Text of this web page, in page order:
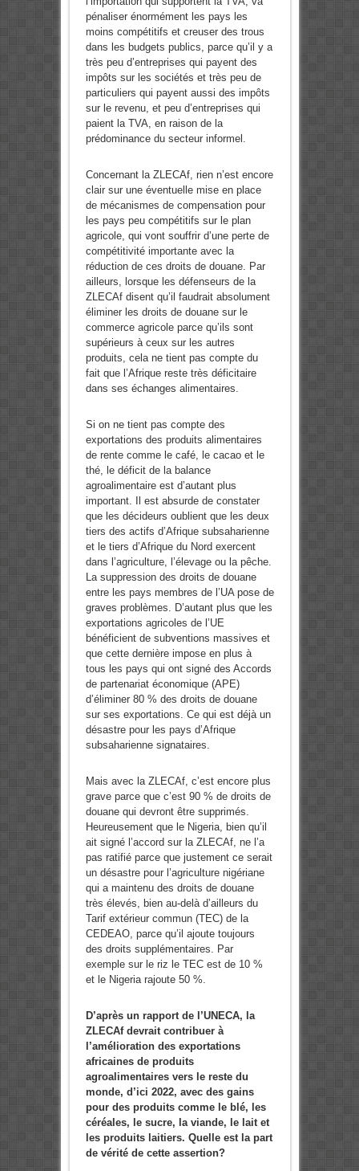
pénaliser énormément les pays les
moins compétitifs et creuser des trous
dans les budgets publics, parce qu’il y a
très peu d’entreprises qui payent des
impôts sur les sociétés et très peu de
particuliers qui payent aussi des impôts
sur le revenu, et peu d’entreprises qui
paient la TVA, en raison de la
prédominance du secteur informel.
Concernant la ZLECAf, rien n’est encore
clair sur une éventuelle mise en place
de mécanismes de compensation pour
les pays peu compétitifs sur le plan
agricole, qui vont souffrir d’une perte de
compétitivité importante avec la
réduction de ces droits de douane. Par
ailleurs, lorsque les défenseurs de la
ZLECAf disent qu’il faudrait absolument
éliminer les droits de douane sur le
commerce agricole parce qu’ils sont
supérieurs à ceux sur les autres
produits, cela ne tient pas compte du
fait que l’Afrique reste très déficitaire
dans ses échanges alimentaires.
Si on ne tient pas compte des
exportations des produits alimentaires
de rente comme le café, le cacao et le
thé, le déficit de la balance
agroalimentaire est d’autant plus
important. Il est absurde de constater
que les décideurs oublient que les deux
tiers des actifs d’Afrique subsaharienne
et le tiers d’Afrique du Nord exercent
dans l’agriculture, l’élevage ou la pêche.
La suppression des droits de douane
entre les pays membres de l’UA pose de
graves problèmes. D’autant plus que les
exportations agricoles de l’UE
bénéficient de subventions massives et
que cette dernière impose en plus à
tous les pays qui ont signé des Accords
de partenariat économique (APE)
d’éliminer 80 % des droits de douane
sur ses exportations. Ce qui est déjà un
désastre pour les pays d’Afrique
subsaharienne signataires.
Mais avec la ZLECAf, c’est encore plus
grave parce que c’est 90 % de droits de
douane qui devront être supprimés.
Heureusement que le Nigeria, bien qu’il
ait signé l’accord sur la ZLECAf, ne l’a
pas ratifié parce que justement ce serait
un désastre pour l’agriculture nigériane
qui a maintenu des droits de douane
très élevés, bien au-delà d’ailleurs du
Tarif extérieur commun (TEC) de la
CEDEAO, parce qu’il ajoute toujours
des droits supplémentaires. Par
exemple sur le riz le TEC est de 10 %
et le Nigeria rajoute 50 %.
D’après un rapport de l’UNECA, la
ZLECAf devrait contribuer à
l’amélioration des exportations
africaines de produits
agroalimentaires vers le reste du
monde, d’ici 2022, avec des gains
pour des produits comme le blé, les
céréales, le sucre, la viande, le lait et
les produits laitiers. Quelle est la part
de vérité de cette assertion?